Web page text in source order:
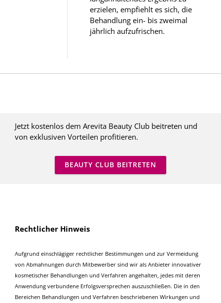
erzielen, empfiehlt es sich, die
Behandlung ein- bis zweimal
jährlich aufzufrischen.
Jetzt kostenlos dem Arevita Beauty Club beitreten und
von exklusiven Vorteilen profitieren.
BEAUTY CLUB BEITRETEN
Rechtlicher Hinweis
Aufgrund einschlägiger rechtlicher Bestimmungen und zur Vermeidung
von Abmahnungen durch Mitbewerber sind wir als Anbieter innovativer
kosmetischer Behandlungen und Verfahren angehalten, jedes mit deren
Anwendung verbundene Erfolgsversprechen auszuschließen. Die in den
Bereichen Behandlungen und Verfahren beschriebenen Wirkungen und